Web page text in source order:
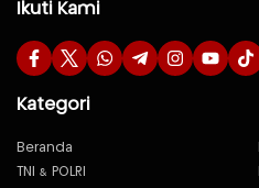
Ikuti Kami
Kategori
Beranda
TNI & POLRI